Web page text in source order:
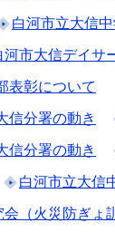
白河市立大信
河市大信デイサ
表彰について
信分署の動き
信分署の動き
白河市立大信
（火災防ぎょ